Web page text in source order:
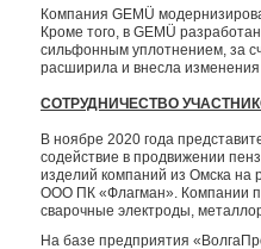
Компания GEMÜ
Кроме того, в GEMÜ
сильфонным уплотнением, за
расширила и внесла
СОТРУДНИЧЕСТВО
В ноябре 2020 года
содействие в продвижении
изделий компаний из Омска
ООО ПК «Флагман». Компании
сварочные электроды,
На базе предприятия